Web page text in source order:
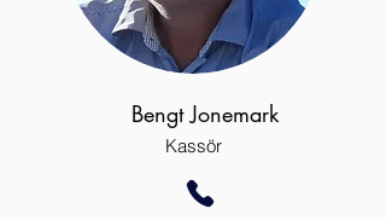
Bengt Jonemark
Kassör